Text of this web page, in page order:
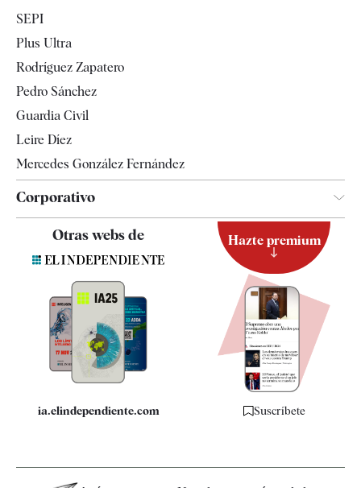
Televisión
SEPI
Plus Ultra
Rodríguez Zapatero
Pedro Sánchez
Guardia Civil
Leire Díez
Mercedes González Fernández
Corporativo
Contacto
Quiénes somos
Especificaciones
Otras webs de
ia.elindependiente.com
Hazte premium
Suscríbete